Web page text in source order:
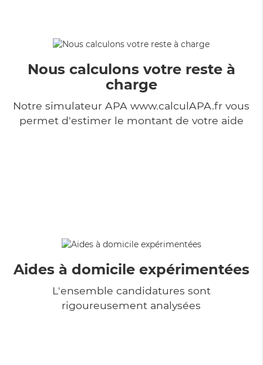
Nous calculons votre reste à
charge
Notre simulateur APA www.calculAPA.fr vous
permet d'estimer le montant de votre aide
Aides à domicile expérimentées
L'ensemble candidatures sont
rigoureusement analysées